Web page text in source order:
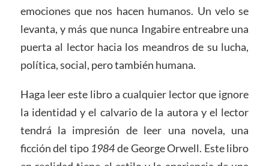
emociones que nos hacen humanos. Un velo se
levanta, y más que nunca Ingabire entreabre una
puerta al lector hacia los meandros de su lucha,
política, social, pero también humana.
Haga leer este libro a cualquier lector que ignore
la identidad y el calvario de la autora y el lector
tendrá la impresión de leer una novela, una
ficción del tipo 1984de George Orwell. Este libro